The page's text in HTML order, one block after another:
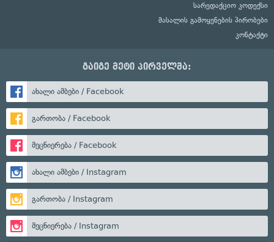
სარედაქციო კოდექსი
მასალის გამოყენების პირობები
კონტაქტი
გაიგე მეტი პირველმა:
ახალი ამბები / Facebook
გართობა / Facebook
მეცნიერება / Facebook
ახალი ამბები / Instagram
გართობა / Instagram
მეცნიერება / Instagram